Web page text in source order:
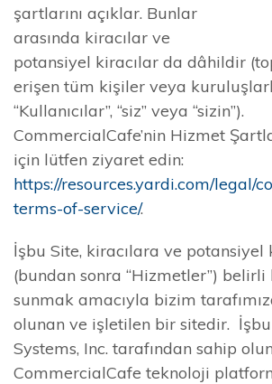
şartlarını açıklar. Bunlar
arasında kiracılar ve
potansiyel kiracılar da dâhildir
erişen tüm kişiler veya
“Kullanıcılar”, “siz” veya “sizin”).
CommercialCafe’nin Hizmet
için lütfen ziyaret edin:
https://resources.yardi.com/legal/
terms-of-service/.
İşbu Site, kiracılara ve potansiyel
(bundan sonra “Hizmetler”)
sunmak amacıyla bizim
olunan ve işletilen bir sitedir. İşbu
Systems, Inc. tarafından sahip
CommercialCafe teknoloji